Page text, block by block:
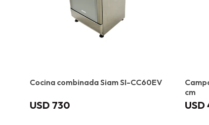
Cocina combinada Siam SI-CC60EV
USD 730
cm
USD